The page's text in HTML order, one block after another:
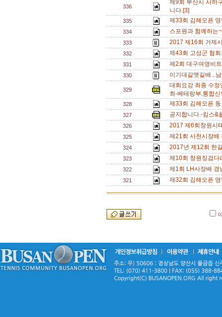
336
제9회 부산시 사하
니다.[3]
335 제33회 김해오픈
334 스포원과 함께하
333 2017 제16회 거제
332 제43회 고성군 협
331 제2회 대구여명비
330 이기대갈맷길배 ..
329
대회요강 최종 수
최-베테랑부,통합
328 제33회 김해오픈
327 공지합니다.-킴스&
326 2017 제6회창원시
325 제21회 사천시장
324 2017년 제12회 한
323 제10회 창원징검
322 제1회 LH사장배
321 제32회 김해오픈